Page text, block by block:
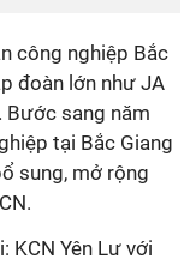
công nghiệp Bắc
đoàn lớn như JA
Bước sang năm
tại Bắc Giang
sung, mở rộng
KCN Yên Lư với